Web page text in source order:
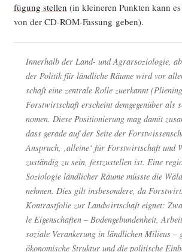
fü­gung stel­len (in klei­ne­ren Punk­ten kann
von der CD-ROM-Fas­sung geben).
Inner­halb der Land- und Agrar­so­zio­lo­gie,
der Poli­tik für länd­li­che Räu­me wird vor
schaft eine zen­tra­le Rol­le zuer­kannt
Forst­wirt­schaft erscheint dem­ge­gen­über als
no­men. Die­se Posi­tio­nie­rung mag damit
dass gera­de auf der Sei­te der
Anspruch, ‚allei­ne‘ für Forst­wirt­schaft und
zustän­dig zu sein, fest­zu­stel­len ist. Eine
Sozio­lo­gie länd­li­cher Räu­me müss­te die
neh­men. Dies gilt ins­be­son­de­re, da
Kon­trast­fo­lie zur Land­wirt­schaft eig­net:
le Eigen­schaf­ten – Boden­ge­bun­den­heit,
sozia­le Ver­an­ke­rung in länd­li­chen Milieus –
öko­no­mi­sche Struk­tur und die poli­ti­sche